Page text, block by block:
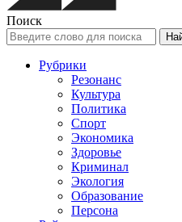
Поиск
Рубрики
Резонанс
Культура
Политика
Спорт
Экономика
Здоровье
Криминал
Экология
Образование
Персона